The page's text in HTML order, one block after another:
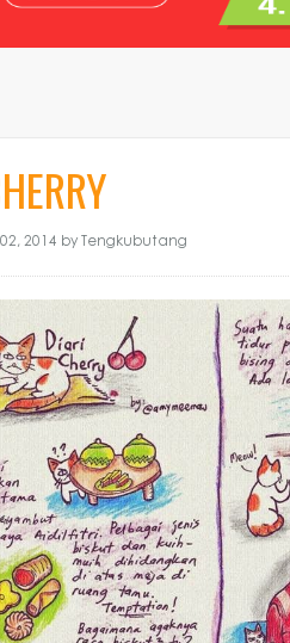
2014 by Tengkubutang